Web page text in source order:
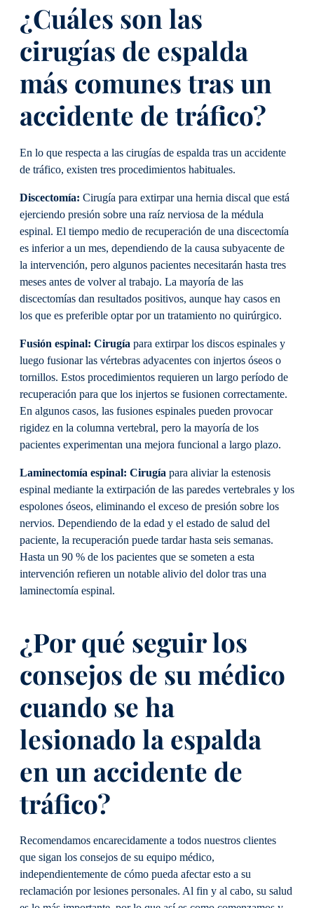
¿Cuáles son las
cirugías de espalda
más comunes tras un
accidente de tráfico?
En lo que respecta a las cirugías de espalda tras un accidente
de tráfico, existen tres procedimientos habituales.
Discectomía: Cirugía para extirpar una hernia discal que está
ejerciendo presión sobre una raíz nerviosa de la médula
espinal. El tiempo medio de recuperación de una discectomía
es inferior a un mes, dependiendo de la causa subyacente de
la intervención, pero algunos pacientes necesitarán hasta tres
meses antes de volver al trabajo. La mayoría de las
discectomías dan resultados positivos, aunque hay casos en
los que es preferible optar por un tratamiento no quirúrgico.
Fusión espinal: Cirugía para extirpar los discos espinales y
luego fusionar las vértebras adyacentes con injertos óseos o
tornillos. Estos procedimientos requieren un largo período de
recuperación para que los injertos se fusionen correctamente.
En algunos casos, las fusiones espinales pueden provocar
rigidez en la columna vertebral, pero la mayoría de los
pacientes experimentan una mejora funcional a largo plazo.
Laminectomía espinal: Cirugía para aliviar la estenosis
espinal mediante la extirpación de las paredes vertebrales y los
espolones óseos, eliminando el exceso de presión sobre los
nervios. Dependiendo de la edad y el estado de salud del
paciente, la recuperación puede tardar hasta seis semanas.
Hasta un 90 % de los pacientes que se someten a esta
intervención refieren un notable alivio del dolor tras una
laminectomía espinal.
¿Por qué seguir los
consejos de su médico
cuando se ha
lesionado la espalda
en un accidente de
tráfico?
Recomendamos encarecidamente a todos nuestros clientes
que sigan los consejos de su equipo médico,
independientemente de cómo pueda afectar esto a su
reclamación por lesiones personales. Al fin y al cabo, su salud